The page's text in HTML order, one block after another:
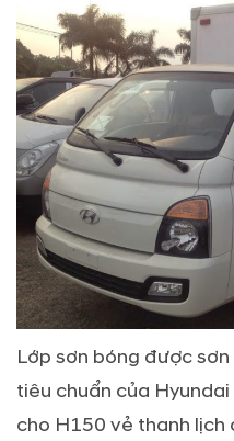
Lớp sơn bóng được
tiêu chuẩn của
cho H150 vẻ thanh